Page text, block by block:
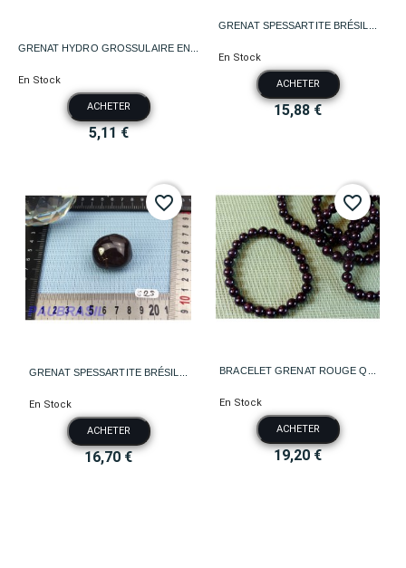
GRENAT HYDRO GROSSULAIRE EN...
En Stock
ACHETER
5,11 €
GRENAT SPESSARTITE BRÉSIL...
En Stock
ACHETER
15,88 €
GRENAT SPESSARTITE BRÉSIL...
En Stock
ACHETER
16,70 €
favorite_border
BRACELET GRENAT ROUGE Q...
En Stock
ACHETER
19,20 €
favorite_border